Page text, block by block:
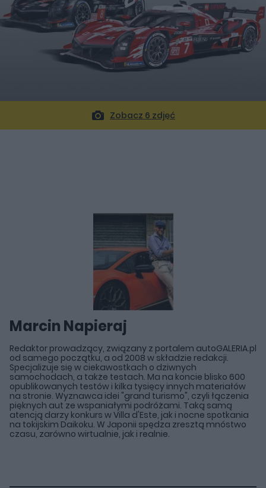
Zobacz 6 zdjęć
Marcin Napieraj
Redaktor prowadzący, związany z portalem autoGALERIA.pl
od samego początku, a od 2008 w składzie redakcji.
Specjalizuje się w ciekawostkach o dziwnych
samochodach, a także testach. Ma na koncie blisko 600
opublikowanych testów i kilka tysięcy innych materiałów
na stronie. Wyznawca idei "grand turismo", czyli łączenia
pięknych aut ze wspaniałymi podróżami. Taką samą
atencją darzy konkurs w Villa d'Este, jak i nocne spotkania
na tokijskim Daikoku. W Japonii spędza zresztą mnóstwo
czasu, zarówno wirtualnie, jak i realnie.